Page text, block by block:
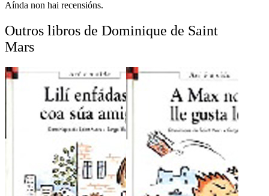
Aínda non hai recensións.
Outros libros de Dominique de Saint
Mars